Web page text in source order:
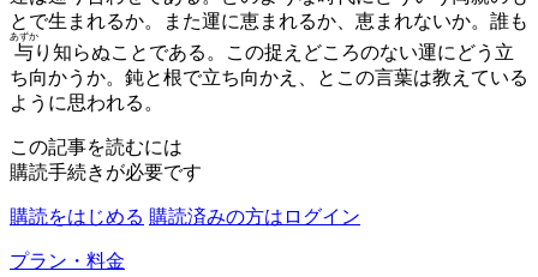
とで生まれるか。また運に恵まれるか、恵まれないか。誰も
与
あずか
り知らぬことである。この捉えどころのない運にどう立
ち向かうか。鈍と根で立ち向かえ、とこの言葉は教えている
ように思われる。
この記事を読むには
購読手続きが必要です
購読をはじめる 購読済みの方はログイン
プラン・料金